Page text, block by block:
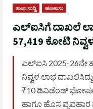
ತಾಜಾ ಸುದ್ದಿ ಹಣಕಾಸು
ಎಲ್‌ಐಸಿ‌ಗೆ ದಾಖಲೆ
₹57,419 ಕೋಟಿ
ಎಲ್‌ಐಸಿ 2025-26ನೇ
ನಿವ್ವಳ ಲಾಭ
₹10 ಡಿವಿಡೆಂಡ್
ಹಾಗೂ ಹೊಸ